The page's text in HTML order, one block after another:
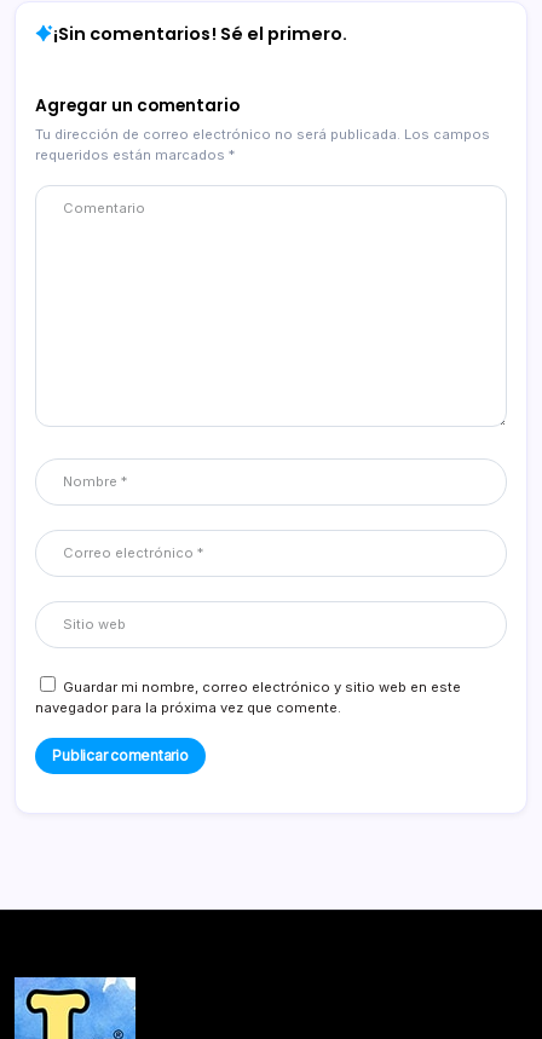
¡Sin comentarios! Sé el primero.
Agregar un comentario
Tu dirección de correo electrónico no será publicada. Los campos
requeridos están marcados *
Guardar mi nombre, correo electrónico y sitio web en este
navegador para la próxima vez que comente.